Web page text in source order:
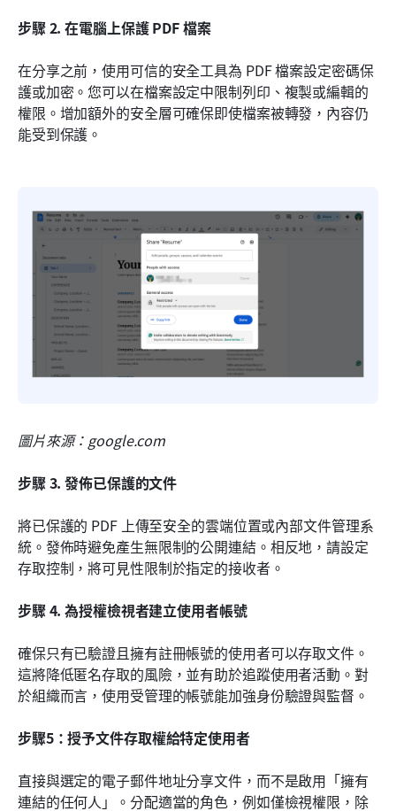
步驟 2. 在電腦上保護 PDF 檔案
在分享之前，使用可信的安全工具為 PDF 檔案設定密碼保
護或加密。您可以在檔案設定中限制列印、複製或編輯的
權限。增加額外的安全層可確保即使檔案被轉發，內容仍
能受到保護。
圖片來源：google.com
步驟 3. 發佈已保護的文件
將已保護的 PDF 上傳至安全的雲端位置或內部文件管理系
統。發佈時避免產生無限制的公開連結。相反地，請設定
存取控制，將可見性限制於指定的接收者。
步驟 4. 為授權檢視者建立使用者帳號
確保只有已驗證且擁有註冊帳號的使用者可以存取文件。
這將降低匿名存取的風險，並有助於追蹤使用者活動。對
於組織而言，使用受管理的帳號能加強身份驗證與監督。
步驟5：授予文件存取權給特定使用者
直接與選定的電子郵件地址分享文件，而不是啟用「擁有
連結的任何人」。分配適當的角色，例如僅檢視權限，除